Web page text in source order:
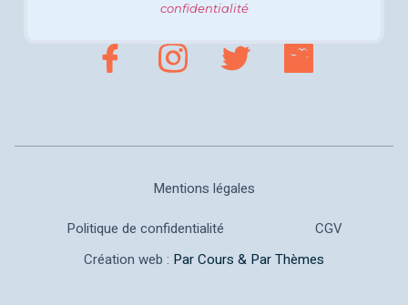
confidentialité
Mentions légales
Politique de confidentialité
CGV
Création web : Par Cours & Par Thèmes